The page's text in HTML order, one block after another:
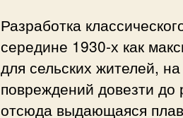
Разработка
середине 1930-х как
для сельских жителей,
повреждений довезти
отсюда выдающаяся